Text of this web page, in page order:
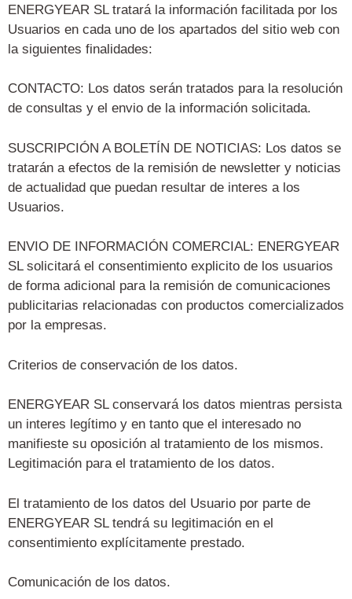
ENERGYEAR SL tratará la información facilitada por los
Usuarios en cada uno de los apartados del sitio web con
la siguientes finalidades:
CONTACTO: Los datos serán tratados para la resolución
de consultas y el envio de la información solicitada.
SUSCRIPCIÓN A BOLETÍN DE NOTICIAS: Los datos se
tratarán a efectos de la remisión de newsletter y noticias
de actualidad que puedan resultar de interes a los
Usuarios.
ENVIO DE INFORMACIÓN COMERCIAL: ENERGYEAR
SL solicitará el consentimiento explicito de los usuarios
de forma adicional para la remisión de comunicaciones
publicitarias relacionadas con productos comercializados
por la empresas.
Criterios de conservación de los datos.
ENERGYEAR SL conservará los datos mientras persista
un interes legítimo y en tanto que el interesado no
manifieste su oposición al tratamiento de los mismos.
Legitimación para el tratamiento de los datos.
El tratamiento de los datos del Usuario por parte de
ENERGYEAR SL tendrá su legitimación en el
consentimiento explícitamente prestado.
Comunicación de los datos.